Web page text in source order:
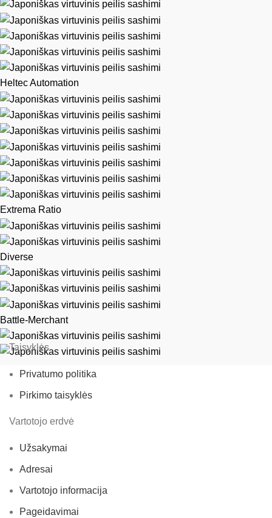
Heltec Automation
Extrema Ratio
Diverse
Battle-Merchant
Taisyklės
Privatumo politika
Pirkimo taisyklės
Vartotojo erdvė
Užsakymai
Adresai
Vartotojo informacija
Pageidavimai